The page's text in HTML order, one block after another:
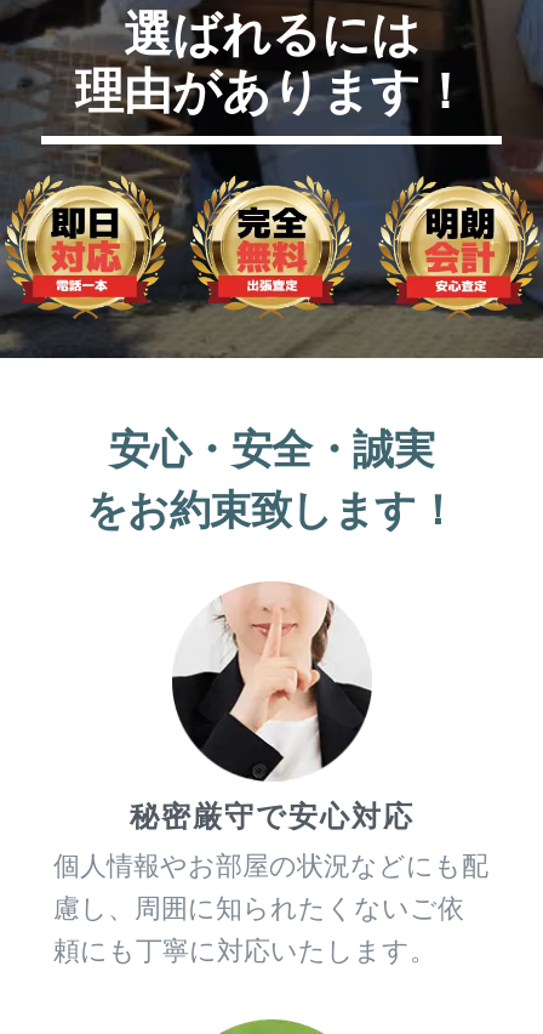
選ばれるには
理由があります！
安心・安全・誠実
をお約束致します！
秘密厳守で安心対応
個人情報やお部屋の状況などにも配
慮し、周囲に知られたくないご依
頼にも丁寧に対応いたします。